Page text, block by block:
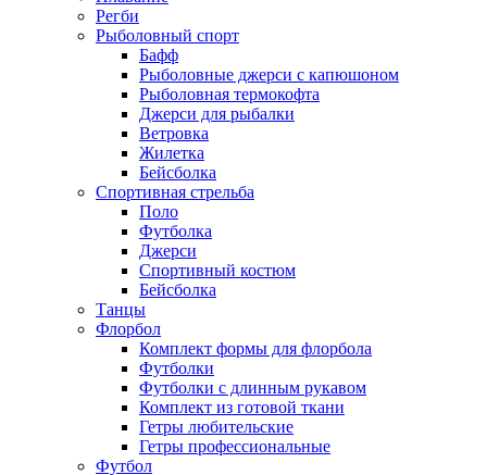
Регби
Рыболовный спорт
Бафф
Рыболовные джерси с капюшоном
Рыболовная термокофта
Джерси для рыбалки
Ветровка
Жилетка
Бейсболка
Спортивная стрельба
Поло
Футболка
Джерси
Спортивный костюм
Бейсболка
Танцы
Флорбол
Комплект формы для флорбола
Футболки
Футболки с длинным рукавом
Комплект из готовой ткани
Гетры любительские
Гетры профессиональные
Футбол